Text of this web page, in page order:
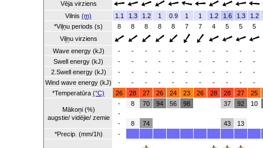
Vēja virziens
Vilnis (m) 1.1 1.3 1.2 1 0.9 1 1 1.2 1.6 1.3
1.2
*Viļņu periods (s)
8 8 8 8 8 7 7 4 5 5
5
Viļņu virziens
Wave energy (kJ)
- - - - - - - - - -
-
Swell energy (kJ)
- - - - - - - - - -
-
2.Swell energy (kJ)
- - - - - - - - - -
-
Wind wave energy (kJ)
- - - - - - - - - -
-
*Temperatūra (°C) 26 28 27 26 24 23 26 28 28 27 25
Mākoņi (%)
augstie/ vidējie/ zemie
-
-
-
8
8
70
74
94 56 98 37
43
92
13
10
*Precip. (mm/1h) -